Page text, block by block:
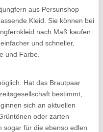
aus Persunshop
Kleid. Sie können bei
nach Maß kaufen.
und schneller,
und Farbe.
Hat das Brautpaar
bestimmt,
sich an aktuellen
oder zarten
sogar für die ebenso edlen